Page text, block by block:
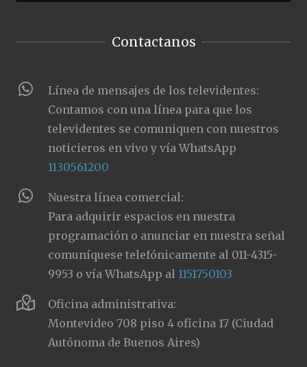
Contactanos
Línea de mensajes de los televidentes:
Contamos con una línea para que los
televidentes se comuniquen con nuestros
noticieros en vivo y vía WhatsApp
1130561200
Nuestra línea comercial:
Para adquirir espacios en nuestra
programación o anunciar en nuestra señal
comuníquese telefónicamente al 011-4315-
9953 o vía WhatsApp al1151750103
Oficina administrativa:
Montevideo 708 piso 4 oficina 17 (Ciudad
Autónoma de Buenos Aires)